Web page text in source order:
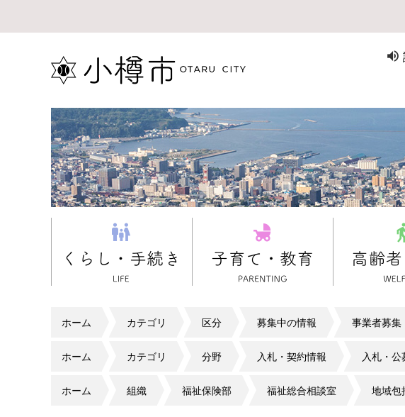
ホーム カテゴリ 区分 募集中の情報 事業者募集
ホーム カテゴリ 分野 入札・契約情報 入札・公
ホーム 組織 福祉保険部 福祉総合相談室 地域包